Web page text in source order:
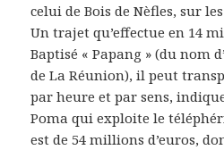
celui de Bois de Nèfles, sur
Un trajet qu’effectue en 14
Baptisé « Papang » (du nom
de La Réunion), il peut
par heure et par sens,
Poma qui exploite le
est de 54 millions d’euros,